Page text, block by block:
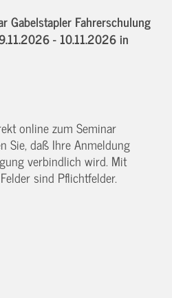
Gabelstapler Fahrerschulung
- 10.11.2026in
online zum Seminar
Sie, daß Ihre Anmeldung
verbindlich wird. Mit
sind Pflichtfelder.